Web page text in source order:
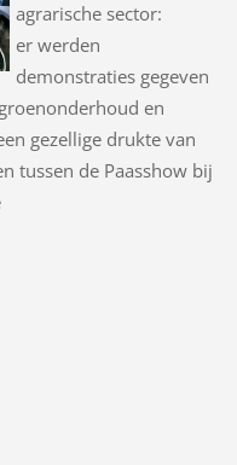
agrarische sector:
er werden
demonstraties gegeven
en
gezellige drukte van
tussen de Paasshow bij